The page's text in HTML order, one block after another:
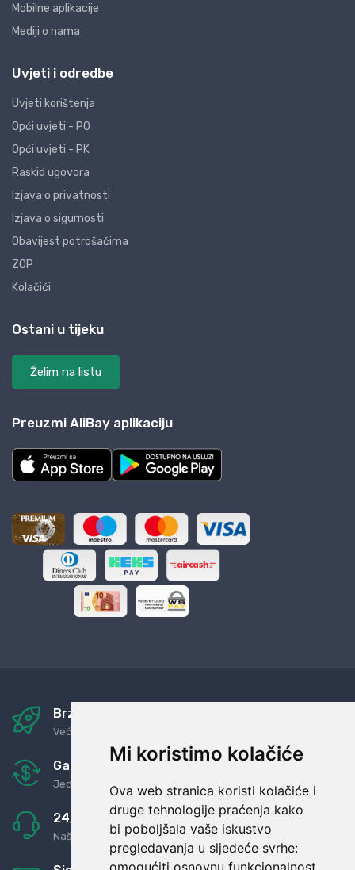
Mi koristimo kolačiće
Ova web stranica koristi kolačiće i
druge tehnologije praćenja kako
bi poboljšala vaše iskustvo
pregledavanja u sljedeće svrhe:
omogućiti osnovnu funkcionalnost
Mobilne aplikacije
Mediji o nama
Uvjeti i odredbe
Uvjeti korištenja
Opći uvjeti - PO
Opći uvjeti - PK
Raskid ugovora
Izjava o privatnosti
Izjava o sigurnosti
Obavijest potrošačima
ZOP
Kolačići
Ostani u tijeku
Želim na listu
Preuzmi AliBay aplikaciju
Brza i sigurna dostava
Već za nekoliko dana kod vas
Garancija u povrat novaca
Jednostavno pravilo: Roba za novac
24/7 odlična podrška
Naši agenti uvijek na raspolaganju